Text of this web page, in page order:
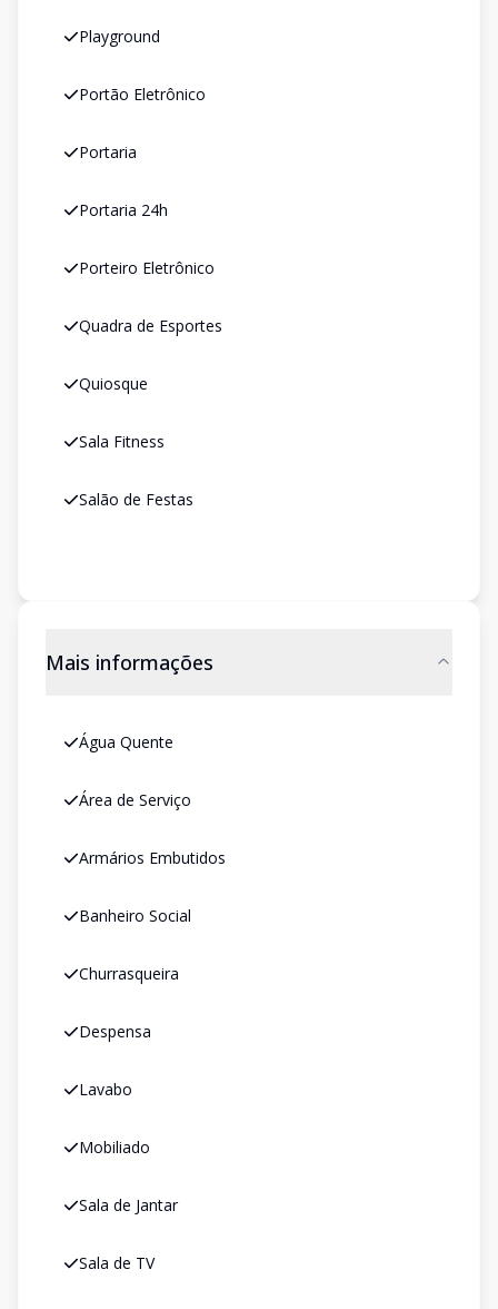
Playground
Portão Eletrônico
Portaria
Portaria 24h
Porteiro Eletrônico
Quadra de Esportes
Quiosque
Sala Fitness
Salão de Festas
Mais informações
Água Quente
Área de Serviço
Armários Embutidos
Banheiro Social
Churrasqueira
Despensa
Lavabo
Mobiliado
Sala de Jantar
Sala de TV